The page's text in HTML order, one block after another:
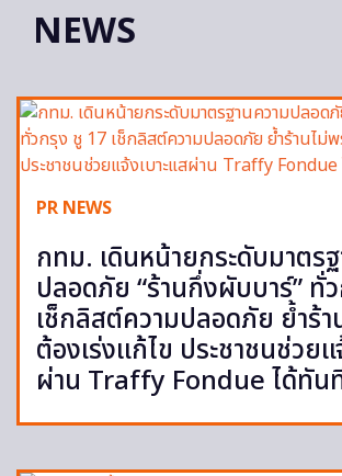
NEWS
PR NEWS
กทม. เดินหน้ายกระดับมาตร
ปลอดภัย “ร้านกึ่งผับบาร์” ทั่
เช็กลิสต์ความปลอดภัย ย้ำร้
ต้องเร่งแก้ไข ประชาชนช่วยแ
ผ่าน Traffy Fondue ได้ทัน